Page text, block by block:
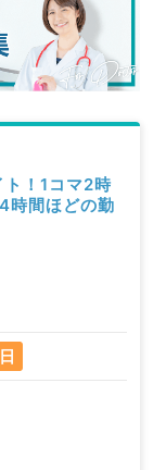
ト！1コマ2時
時間ほどの勤
日